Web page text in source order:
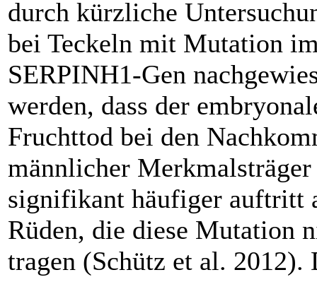
durch kürzliche
bei Teckeln mit Mutation
SERPINH1-Gen
werden, dass der
Fruchttod bei den
männlicher Merkmalsträger
signifikant häufiger auftritt
Rüden, die diese Mutation
tragen (Schütz et al. 2012).